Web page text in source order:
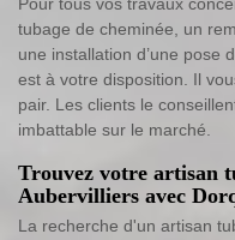
tubage de cheminée, un
une installation d’une pose
est à votre disposition. Il
pair. Les clients le
imbattable sur le marché.
Trouvez votre artisan
Aubervilliers avec
La recherche d'un artisan